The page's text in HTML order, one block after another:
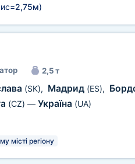
2,75м)
2,5 т
(SK), Мадрид (ES),
(CZ) — Україна (UA)
місті регіону